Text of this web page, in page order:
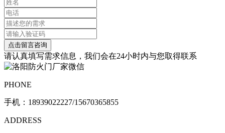
请认真填写需求信息，我们会在24小时内与您取得联系
PHONE
手机： 18939022227/15670365855
ADDRESS